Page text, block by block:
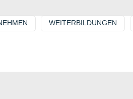
WEITERBILDUNGEN